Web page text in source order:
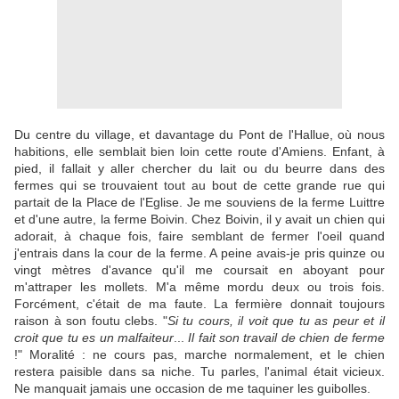
Du centre du village, et davantage du Pont de l'Hallue, où nous
habitions, elle semblait bien loin cette route d'Amiens. Enfant, à
pied, il fallait y aller chercher du lait ou du beurre dans des
fermes qui se trouvaient tout au bout de cette grande rue qui
partait de la Place de l'Eglise. Je me souviens de la ferme Luittre
et d'une autre, la ferme Boivin. Chez Boivin, il y avait un chien qui
adorait, à chaque fois, faire semblant de fermer l'oeil quand
j'entrais dans la cour de la ferme. A peine avais-je pris quinze ou
vingt mètres d'avance qu'il me coursait en aboyant pour
m'attraper les mollets. M'a même mordu deux ou trois fois.
Forcément, c'était de ma faute. La fermière donnait toujours
raison à son foutu clebs. "Si tu cours, il voit que tu as peur et il
croit que tu es un malfaiteur...Il fait son travail de chien de ferme
!" Moralité : ne cours pas, marche normalement, et le chien
restera paisible dans sa niche. Tu parles, l'animal était vicieux.
Ne manquait jamais une occasion de me taquiner les guibolles.